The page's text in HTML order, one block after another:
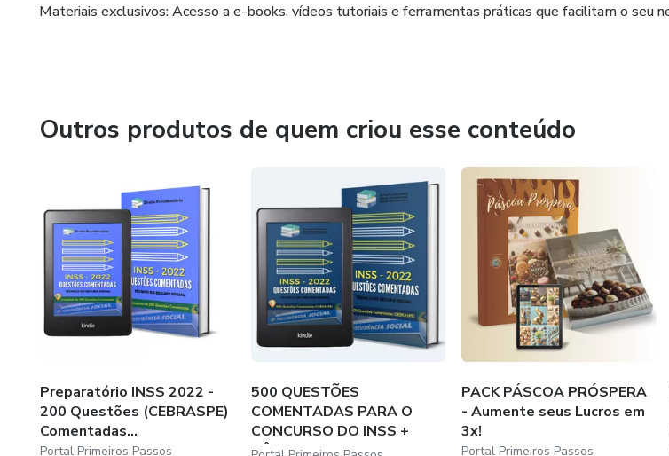
Materiais exclusivos: Acesso a e-books, vídeos tutoriais e ferramentas práticas que facilitam o seu
Outros produtos de quem criou esse conteúdo
Preparatório INSS 2022 -
200 Questões (CEBRASPE)
Comentadas...
Portal Primeiros Passos
500 QUESTÕES
COMENTADAS PARA O
CONCURSO DO INSS +
BÔNUS: 3 S...
PACK PÁSCOA PRÓSPERA
- Aumente seus Lucros em
3x!
Portal Primeiros Passos